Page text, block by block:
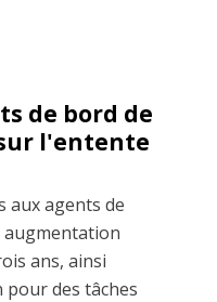
de bord de
l'entente
aux agents de
augmentation
ans, ainsi
des tâches